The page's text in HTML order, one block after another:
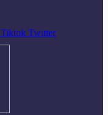
Tiktok Twitter